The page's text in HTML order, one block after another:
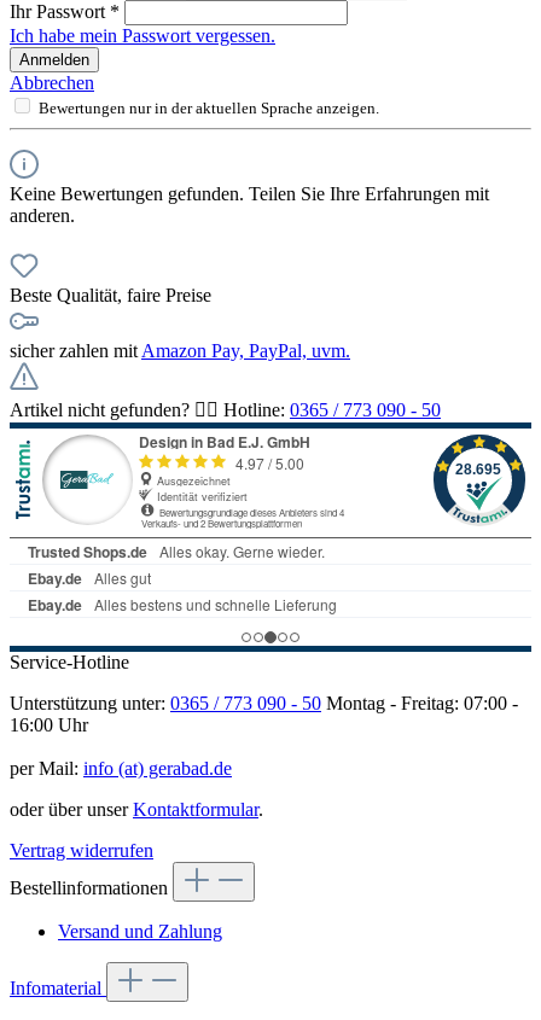
Ihr Passwort *
Ich habe mein Passwort vergessen.
Anmelden
Abbrechen
Bewertungen nur in der aktuellen Sprache anzeigen.
Keine Bewertungen gefunden. Teilen Sie Ihre Erfahrungen mit
anderen.
Beste Qualität, faire Preise
sicher zahlen mit Amazon Pay, PayPal, uvm.
Artikel nicht gefunden? 👉🏻 Hotline: 0365 / 773 090 - 50
Service-Hotline
Unterstützung unter: 0365 / 773 090 - 50 Montag - Freitag: 07:00 -
16:00 Uhr
per Mail: info (at) gerabad.de
oder über unserKontaktformular.
Vertrag widerrufen
Bestellinformationen
Versand und Zahlung
Infomaterial